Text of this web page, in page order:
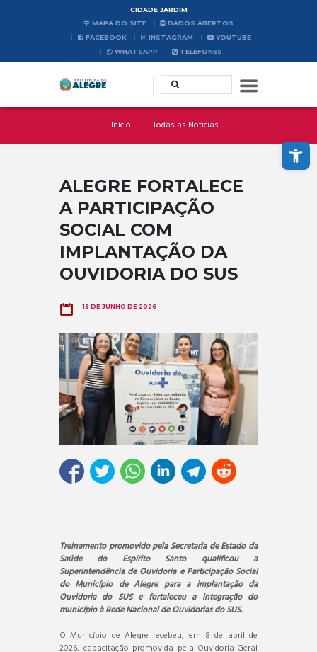
Abrir a barra de ferramentas
CIDADE JARDIM
MAPA DO SITE
DADOS ABERTOS
FACEBOOK
INSTAGRAM
YOUTUBE
WHATSAPP
TELEFONES
Início Todas as Noticias
ALEGRE FORTALECE
A PARTICIPAÇÃO
SOCIAL COM
IMPLANTAÇÃO DA
OUVIDORIA DO SUS
15 DE JUNHO DE 2026
Treinamento promovido pela Secretaria de Estado da
Saúde do Espírito Santo qualificou a
Superintendência de Ouvidoria e Participação Social
do Município de Alegre para a implantação da
Ouvidoria do SUS e fortaleceu a integração do
município à Rede Nacional de Ouvidorias do SUS.
O Município de Alegre recebeu, em 8 de abril de
2026, capacitação promovida pela Ouvidoria-Geral